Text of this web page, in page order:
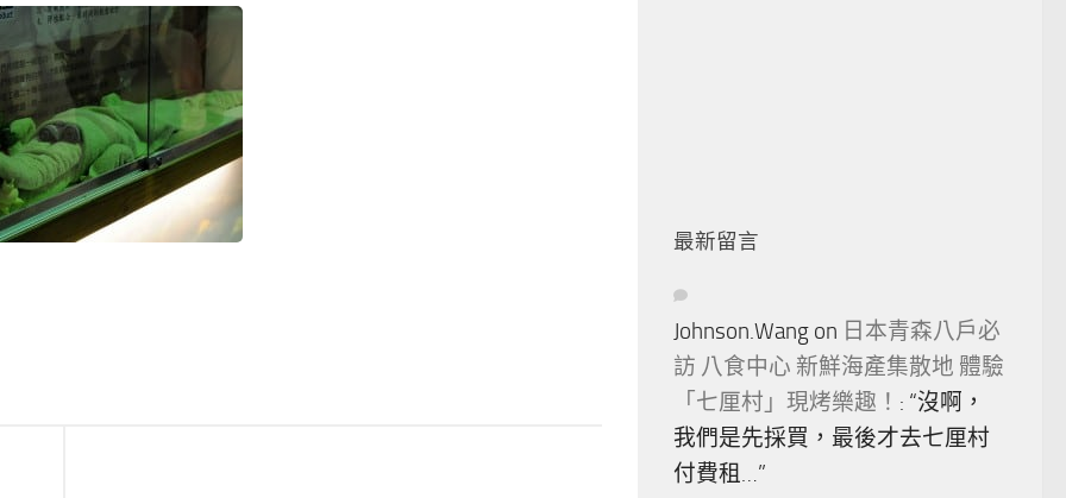
最新留言
Johnson.Wang on 日本青森八戶必
訪 八食中心 新鮮海產集散地 體驗
「七厘村」現烤樂趣！ : “沒啊，
我們是先採買，最後才去七厘村
付費租…”